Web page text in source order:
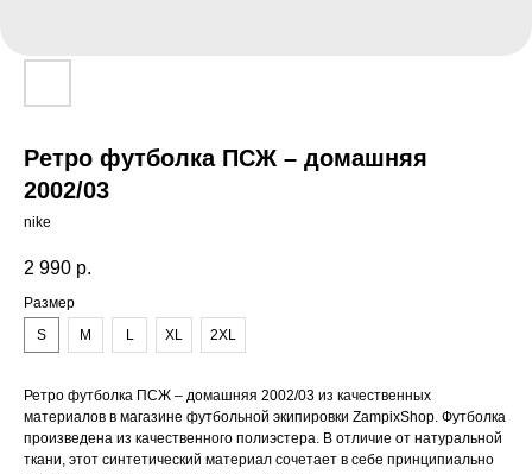
Ретро футболка ПСЖ – домашняя
2002/03
nike
2 990 р.
Размер
S
M L XL 2XL
Ретро футболка ПСЖ – домашняя 2002/03 из качественных
материалов в магазине футбольной экипировки ZampixShop. Футболка
произведена из качественного полиэстера. В отличие от натуральной
ткани, этот синтетический материал сочетает в себе принципиально